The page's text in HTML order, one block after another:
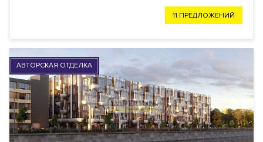
11 ПРЕДЛОЖЕНИЙ
АВТОРСКАЯ ОТДЕЛКА